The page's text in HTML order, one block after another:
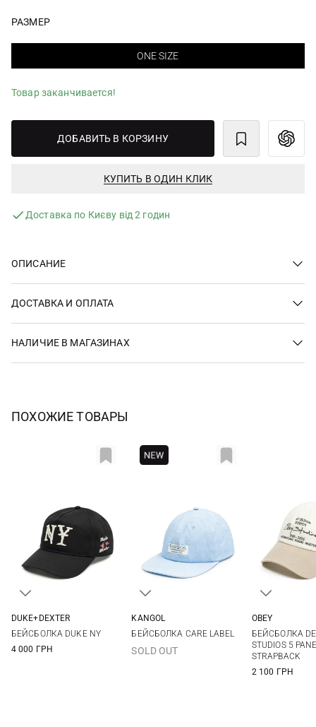
РАЗМЕР
ONE SIZE
Товар заканчивается!
ДОБАВИТЬ В КОРЗИНУ
КУПИТЬ В ОДИН КЛИК
Доставка по Києву від 2 годин
ОПИСАНИЕ
ДОСТАВКА И ОПЛАТА
НАЛИЧИЕ В МАГАЗИНАХ
ПОХОЖИЕ ТОВАРЫ
DUKE+DEXTER
БЕЙСБОЛКА DUKE NY
4 000 ГРН
KANGOL
БЕЙСБОЛКА CARE LABEL
SOLD OUT
OBEY
БЕЙСБОЛКА
STUDIOS 5
STRAPBACK
2 100 ГРН